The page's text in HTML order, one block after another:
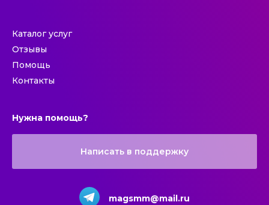
Каталог услуг
Отзывы
Помощь
Контакты
Нужна помощь?
Написать в поддержку
magsmm@mail.ru